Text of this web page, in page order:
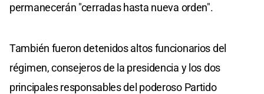
permanecerán "cerradas hasta nueva orden".
También fueron detenidos altos funcionarios del
régimen, consejeros de la presidencia y los dos
principales responsables del poderoso Partido